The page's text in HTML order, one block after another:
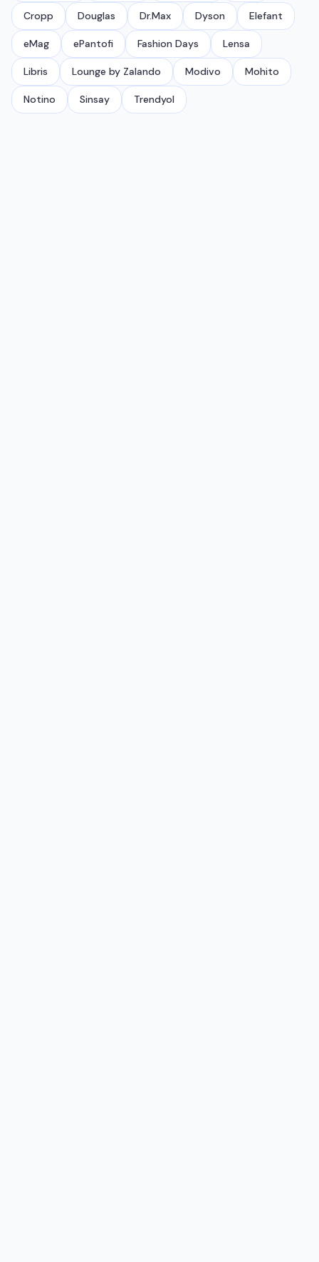
Cropp Douglas Dr.Max Dyson Elefant
eMag ePantofi Fashion Days Lensa
Libris Lounge by Zalando Modivo Mohito
Notino Sinsay Trendyol